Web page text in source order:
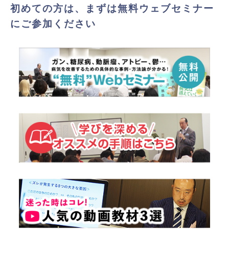
初めての方は、まずは無料ウェブセミナー
にご参加ください